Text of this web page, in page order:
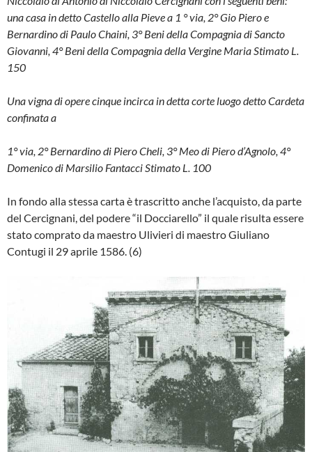
una casa in det­to Castello alla Pieve a 1 ° via, 2° Gio Pie­ro e
Bernardino di Paulo Chaini, 3° Beni della Compagnia di Sancto
Giovanni, 4° Beni della Compagnia della Vergine Ma­ria Stimato L.
150
Una vigna di opere cinque incirca in det­ta corte luogo detto Cardeta
confinata a
1° via, 2° Bernardino di Piero Cheli, 3° Meo di Piero d’Agnolo, 4°
Domenico di Marsilio Fantacci Stimato L. 100
In fondo alla stessa carta è trascritto an­che l’acquisto, da parte
del Cercignani, del podere “il Docciarello” il quale risul­ta essere
stato comprato da maestro Ulivieri di maestro Giuliano
Contugi il 29 aprile 1586. (6)